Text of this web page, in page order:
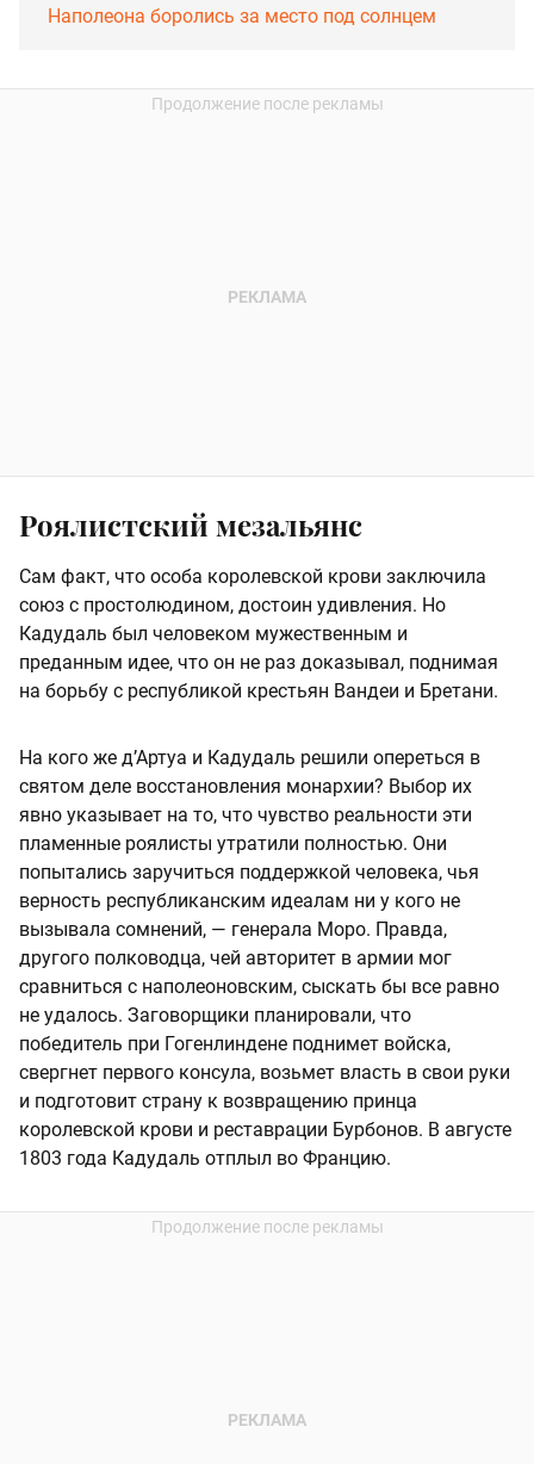
Наполеона боролись за место под солнцем
Роялистский мезальянс
Сам факт, что особа королевской крови заключила
союз с простолюдином, достоин удивления. Но
Кадудаль был человеком мужественным и
преданным идее, что он не раз доказывал, поднимая
на борьбу с республикой крестьян Вандеи и Бретани.
На кого же д’Артуа и Кадудаль решили опереться в
святом деле восстановления монархии? Выбор их
явно указывает на то, что чувство реальности эти
пламенные роялисты утратили полностью. Они
попытались заручиться поддержкой человека, чья
верность республиканским идеалам ни у кого не
вызывала сомнений, — генерала Моро. Правда,
другого полководца, чей авторитет в армии мог
сравниться с наполеоновским, сыскать бы все равно
не удалось. Заговорщики планировали, что
победитель при Гогенлиндене поднимет войска,
свергнет первого консула, возьмет власть в свои руки
и подготовит страну к возвращению принца
королевской крови и реставрации Бурбонов. В августе
1803 года Кадудаль отплыл во Францию.